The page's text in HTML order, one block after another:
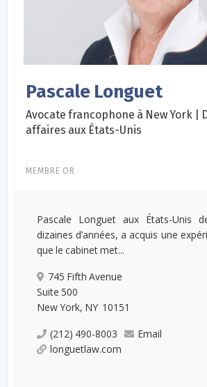
Pascale Longuet
Avocate francophone à New York |
affaires aux États-Unis
MEMBRE OR
Pascale Longuet aux États-Unis
dizaines d’années, a acquis une
que le cabinet met...
745 Fifth Avenue
Suite 500
New York, NY 10151
(212) 490-8003
Email
longuetlaw.com